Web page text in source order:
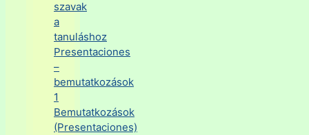
szavak
a
tanuláshoz
Presentaciones
–
bemutatkozások
1
Bemutatkozások
(Presentaciones)